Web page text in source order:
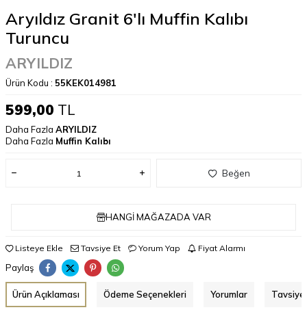
Aryıldız Granit 6'lı Muffin Kalıbı
Turuncu
ARYILDIZ
Ürün Kodu : 55KEK014981
599,00 TL
Daha Fazla ARYILDIZ
Daha Fazla Muffin Kalıbı
Beğen
HANGI MAĞAZADA VAR
Listeye Ekle Tavsiye Et Yorum Yap Fiyat Alarmı
Paylaş
Ürün Açıklaması Ödeme Seçenekleri Yorumlar Tavsiye